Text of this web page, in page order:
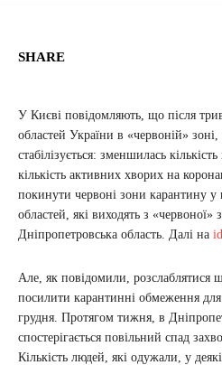
SHARE
У Києві повідомляють, що після
областей України в «червоній» зоні,
стабілізується: зменшилась кількість
кількість активних хворих на
покинути червоні зони карантину
областей, які виходять з
Дніпропетровська область. Далі на
Але, як повідомили, розслаблятися
посилити карантинні обмеження
грудня. Протягом тижня, в
спостерігається повільний спад
Кількість людей, які одужали, у